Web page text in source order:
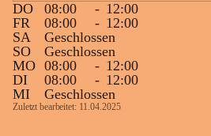
DO
08:00 - 12:00
FR
08:00 - 12:00
SA
Geschlossen
SO
Geschlossen
MO 08:00 - 12:00
DI
08:00 - 12:00
MI
Geschlossen
Zuletzt bearbeitet: 11.04.2025